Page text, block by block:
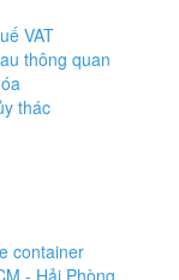
VAT
thông quan
thác
container
- Hải Phòng